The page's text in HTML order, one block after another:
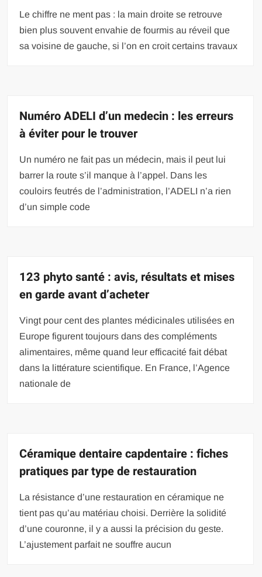
Le chiffre ne ment pas : la main droite se retrouve
bien plus souvent envahie de fourmis au réveil que
sa voisine de gauche, si l’on en croit certains travaux
Numéro ADELI d’un medecin : les erreurs
à éviter pour le trouver
Un numéro ne fait pas un médecin, mais il peut lui
barrer la route s’il manque à l’appel. Dans les
couloirs feutrés de l’administration, l’ADELI n’a rien
d’un simple code
123 phyto santé : avis, résultats et mises
en garde avant d’acheter
Vingt pour cent des plantes médicinales utilisées en
Europe figurent toujours dans des compléments
alimentaires, même quand leur efficacité fait débat
dans la littérature scientifique. En France, l’Agence
nationale de
Céramique dentaire capdentaire : fiches
pratiques par type de restauration
La résistance d’une restauration en céramique ne
tient pas qu’au matériau choisi. Derrière la solidité
d’une couronne, il y a aussi la précision du geste.
L’ajustement parfait ne souffre aucun